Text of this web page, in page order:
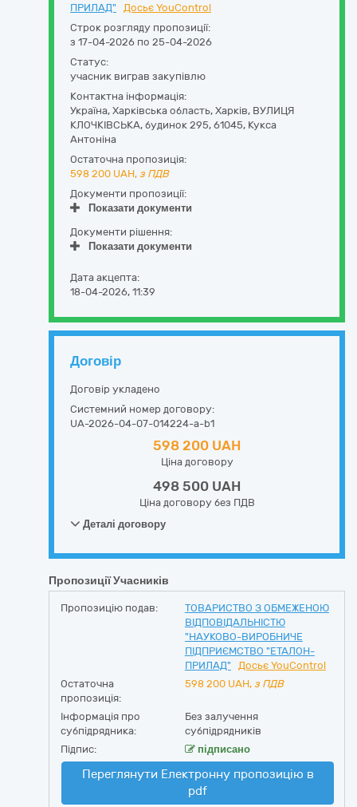
ПРИЛАД"
Досьє YouControl
Строк розгляду пропозиції:
з 17-04-2026 по 25-04-2026
Статус:
учасник виграв закупівлю
Контактна інформація:
Україна, Харківська область, Харків, ВУЛИЦЯ
КЛОЧКІВСЬКА, будинок 295, 61045, Кукса
Антоніна
Остаточна пропозиція:
598 200 UAH, з ПДВ
Документи пропозиції:
Показати документи
Документи рішення:
Показати документи
Дата акцепта:
18-04-2026, 11:39
Договір
Договір укладено
Системний номер договору:
UA-2026-04-07-014224-a-b1
598 200 UAH
Ціна договору
498 500 UAH
Ціна договору без ПДВ
Деталі договору
Пропозиції Учасників
Пропозицію подав:
ТОВАРИСТВО З ОБМЕЖЕНОЮ
ВIДПОВIДАЛЬНIСТЮ
"НАУКОВО-ВИРОБНИЧЕ
ПІДПРИЄМСТВО "ЕТАЛОН-
ПРИЛАД"
Досьє YouControl
Остаточна
пропозиція:
598 200 UAH, з ПДВ
Інформація про
субпідрядника:
Без залучення
субпідрядників
Підпис:
підписано
Переглянути Електронну пропозицію в
pdf